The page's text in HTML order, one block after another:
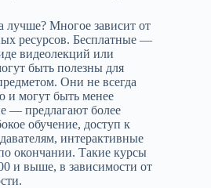
лучше? Многое зависит от
ресурсов. Бесплатные —
видеолекций или
быть полезны для
Они не всегда
и могут быть менее
— предлагают более
обучение, доступ к
интерактивные
окончании. Такие курсы
и выше, в зависимости от